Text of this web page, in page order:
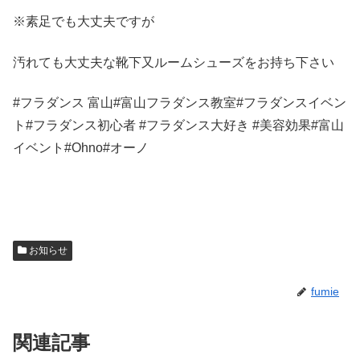
※素足でも大丈夫ですが
汚れても大丈夫な靴下又ルームシューズをお持ち下さい
#フラダンス 富山#富山フラダンス教室#フラダンスイベン
ト#フラダンス初心者 #フラダンス大好き #美容効果#富山
イベント#Ohno#オーノ
お知らせ
fumie
関連記事